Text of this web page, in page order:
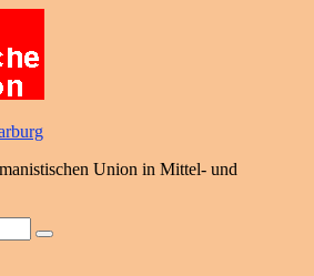
Union in Mittel- und
Suchen